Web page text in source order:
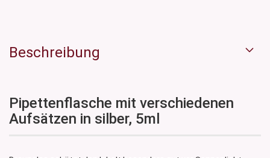
Beschreibung
Pipettenflasche mit verschiedenen
Aufsätzen in silber, 5ml